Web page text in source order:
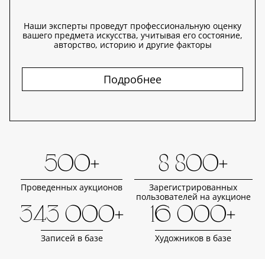
Наши эксперты проведут профессиональную оценку
вашего предмета искусства, учитывая его состояние,
авторство, историю и другие факторы
Подробнее
500+
Проведенных аукционов
8 800+
Зарегистрированных
пользователей на аукционе
343 000+
Записей в базе
16 000+
Художников в базе